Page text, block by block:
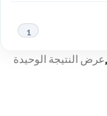
1
عرض النتيجة الوحيدة